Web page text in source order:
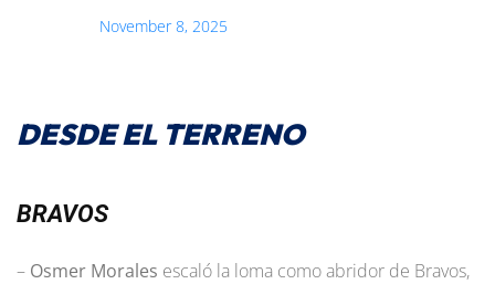
November 8, 2025
DESDE EL TERRENO
BRAVOS
– Osmer Morales escaló la loma como abridor de Bravos,